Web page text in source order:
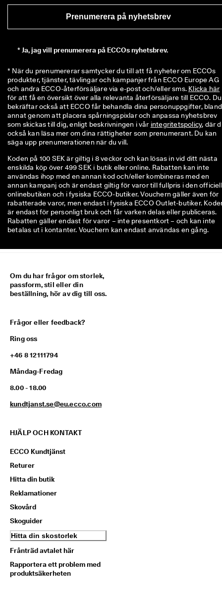
Prenumerera på nyhetsbrev
*Ja, jag vill prenumerera på ECCOs nyhetsbrev.
* När du prenumererar samtycker du till att få nyheter om ECCOs
produkter, tjänster, tävlingar och kampanjer från ECCO Europe AG
och andra ECCO-återförsäljare via e-post och/eller sms. Klicka här
för att få en översikt över alla relevanta återförsäljare till ECCO. Du
bekräftar också att ECCO får behandla dina personuppgifter, bland
annat genom att placera spårningspixlar och anpassa nyhetsbrev
som skickas till dig, enligt beskrivningen i vår integritetspolicy, där
också kan läsa mer om dina rättigheter som prenumerant. Du kan
säga upp prenumerationen när du vill.
Koden på 100 SEK är giltig i 8 veckor och kan lösas in vid ditt nästa
enskilda köp över 499 SEK i butik eller online. Rabatten kan inte
användas ihop med en annan kod och/eller kombineras med en
annan kampanj och är endast giltig för varor till fullpris i den
onlinebutiken och i fysiska ECCO-butiker. Vouchern gäller även för
rabatterade varor, men endast i fysiska ECCO Outlet-butiker.
är endast för personligt bruk och får varken delas eller publiceras.
Rabatten gäller endast för varor – inte presentkort – och kan inte
betalas ut i kontanter. Vouchern kan endast användas en gång.
Om du har frågor om storlek,
passform, stil eller din
beställning, hör av dig till oss.
Frågor eller feedback?
Ring oss
+46 8 12111794
Måndag-Fredag
8.00 - 18.00
kundtjanst.se@eu.ecco.com
HJÄLP OCH KONTAKT
ECCO Kundtjänst
Returer
Hitta din butik
Reklamationer
Skovård
Skoguider
Hitta din skostorlek
Frånträd avtalet här
Rapportera ett problem med
produktsäkerheten